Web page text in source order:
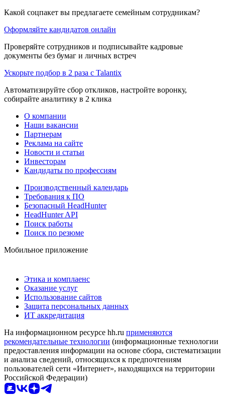
Какой соцпакет вы предлагаете семейным сотрудникам?
Оформляйте кандидатов онлайн
Проверяйте сотрудников и подписывайте кадровые
документы без бумаг и личных встреч
Ускорьте подбор в 2 раза с Talantix
Автоматизируйте сбор откликов, настройте воронку,
собирайте аналитику в 2 клика
О компании
Наши вакансии
Партнерам
Реклама на сайте
Новости и статьи
Инвесторам
Кандидаты по профессиям
Производственный календарь
Требования к ПО
Безопасный HeadHunter
HeadHunter API
Поиск работы
Поиск по резюме
Мобильное приложение
Этика и комплаенс
Оказание услуг
Использование сайтов
Защита персональных данных
ИТ аккредитация
На информационном ресурсе hh.ru применяются
рекомендательные технологии (информационные технологии
предоставления информации на основе сбора, систематизации
и анализа сведений, относящихся к предпочтениям
пользователей сети «Интернет», находящихся на территории
Российской Федерации)